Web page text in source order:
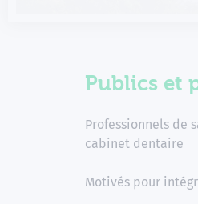
Publics et
Professionnels de
cabinet dentaire
Motivés pour